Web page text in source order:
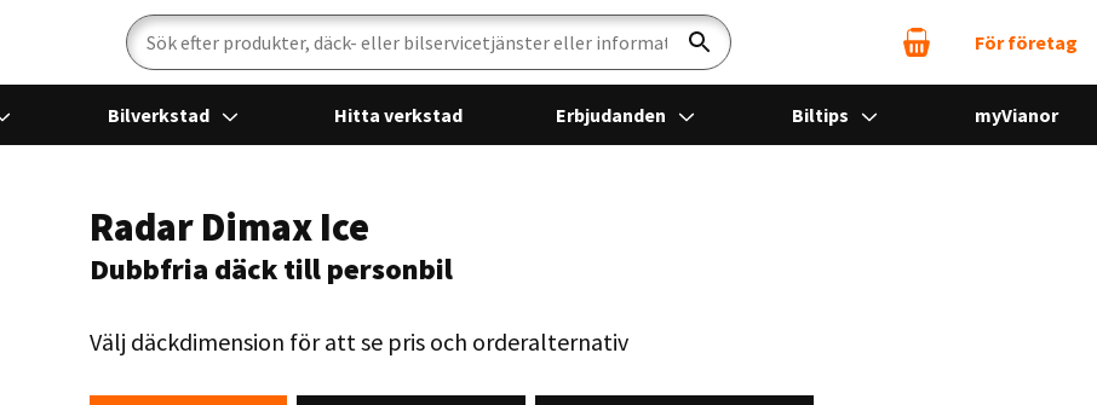
Sök För företag
Bilverkstad Hitta verkstad Erbjudanden Biltips myVianor
Radar Dimax Ice
Dubbfria däck till personbil
Välj däckdimension för att se pris och orderalternativ